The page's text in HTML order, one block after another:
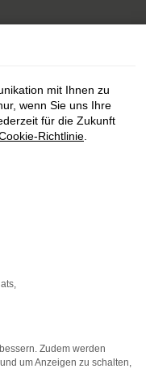
für
mit Ihnen zu
wenn Sie uns Ihre
für die Zukunft
Richtlinie
Zudem werden
um Anzeigen zu schalten,